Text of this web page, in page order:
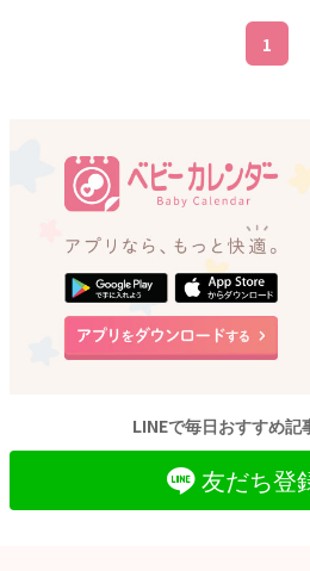
1
LINEで毎日おすすめ記
友だち登